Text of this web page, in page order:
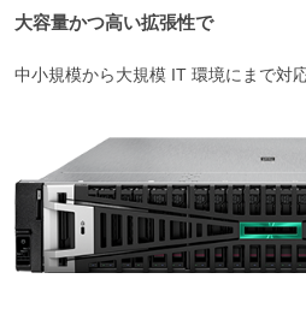
大容量かつ高い拡張性で
中小規模から大規模 IT 環境にまで対